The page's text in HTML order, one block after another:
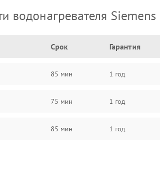
водонагревателя Siemens
Срок Гарантия
85 мин 1 год
75 мин 1 год
85 мин 1 год